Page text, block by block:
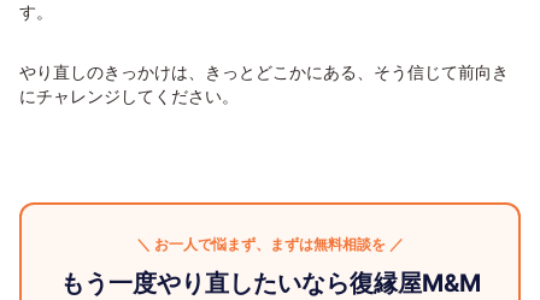
す。
やり直しのきっかけは、きっとどこかにある、そう信じて前向き
にチャレンジしてください。
＼ お一人で悩まず、まずは無料相談を ／
もう一度やり直したいなら復縁屋M&M